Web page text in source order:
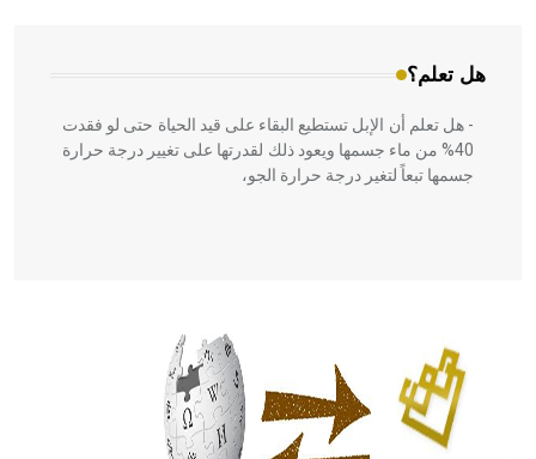
هل تعلم؟
- هل تعلم أن الإبل تستطيع البقاء على قيد الحياة حتى لو فقدت
40% من ماء جسمها ويعود ذلك لقدرتها على تغيير درجة حرارة
جسمها تبعاً لتغير درجة حرارة الجو،
الحكم، الأدلة، تنظيم التغذية، ورسالته في جروح الرأس. ويعود
له الفضل بأنه حرر الطب من الدين والفلسفة.